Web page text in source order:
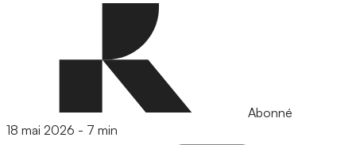
Abonné
18 mai 2026 - 7 min